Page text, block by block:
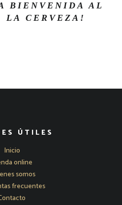
BIENVENIDA AL
LA CERVEZA!
ÚTILES
Inicio
online
somos
frecuentes